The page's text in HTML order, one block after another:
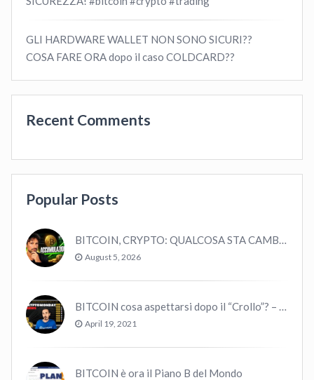
GLI HARDWARE WALLET NON SONO SICURI??
COSA FARE ORA dopo il caso COLDCARD??
Recent Comments
Popular Posts
BITCOIN, CRYPTO: QUALCOSA STA CAMBIANDO? (ASCOLTA…)
August 5, 2026
BITCOIN cosa aspettarsi dopo il “Crollo”? – CryptoMonday NEWS w16/’21
April 19, 2021
BITCOIN è ora il Piano B del Mondo